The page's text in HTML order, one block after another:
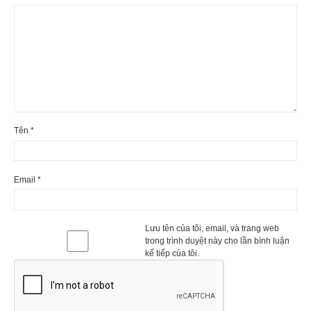
Tên *
Email *
Lưu tên của tôi, email, và trang web
trong trình duyệt này cho lần bình luận
kế tiếp của tôi.